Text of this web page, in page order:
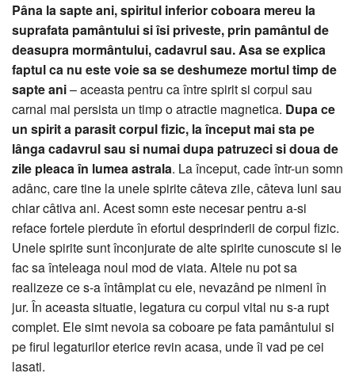
Pâna la sapte ani, spiritul inferior coboara mereu la
suprafata pamântului si îsi priveste, prin pamântul de
deasupra mormântului, cadavrul sau. Asa se explica
faptul ca nu este voie sa se deshumeze mortul timp de
sapte ani– aceasta pentru ca între spirit si corpul sau
carnal mai persista un timp o atractie magnetica. Dupa ce
un spirit a parasit corpul fizic, la început mai sta pe
lânga cadavrul sau si numai dupa patruzeci si doua de
zile pleaca în lumea astrala. La început, cade într-un somn
adânc, care tine la unele spirite câteva zile, câteva luni sau
chiar câtiva ani. Acest somn este necesar pentru a-si
reface fortele pierdute în efortul desprinderii de corpul fizic.
Unele spirite sunt înconjurate de alte spirite cunoscute si le
fac sa înteleaga noul mod de viata. Altele nu pot sa
realizeze ce s-a întâmplat cu ele, nevazând pe nimeni în
jur. În aceasta situatie, legatura cu corpul vital nu s-a rupt
complet. Ele simt nevoia sa coboare pe fata pamântului si
pe firul legaturilor eterice revin acasa, unde îi vad pe cei
lasati.